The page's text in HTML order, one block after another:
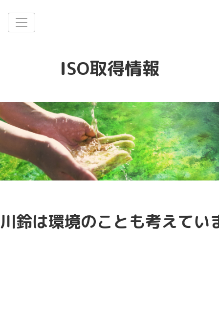
ISO取得情報
川鈴は環境のことも考えてい